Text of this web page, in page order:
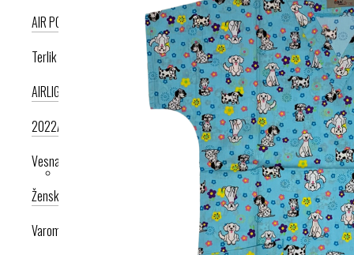
AIR PODPLAT
AIRLIGHT PODPLAT
Terlik Sabo
AIRLIGHT PODPLAT II. NOVIAIRLIGHT PODPLAT I. PRODUKT LETA
2022AIRLIGHT PODPLAT I. KRIŽNI PAŠČEKAIR PODPLAT
Vesna anatomic
Ženska kolekcija
Varomed